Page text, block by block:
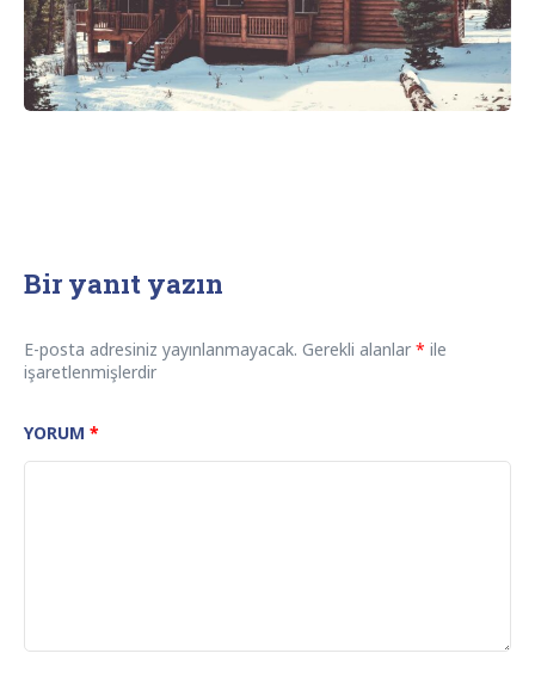
Bir yanıt yazın
E-posta adresiniz yayınlanmayacak. Gerekli alanlar * ile
işaretlenmişlerdir
YORUM *